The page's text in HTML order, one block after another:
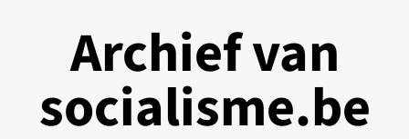
Archief van
socialisme.be